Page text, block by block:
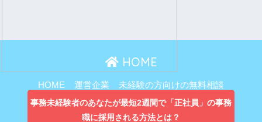
HOME
HOME 運営企業
未経験の方向けの無料相談
主婦向け無料相談
事務未経験者のあなたが最短2週間で「正社員」の事務
職に採用される方法とは？